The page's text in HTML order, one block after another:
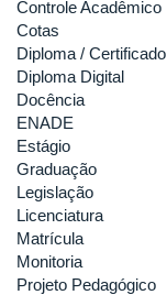
Controle Acadêmico
Cotas
Diploma / Certificado
Diploma Digital
Docência
ENADE
Estágio
Graduação
Legislação
Licenciatura
Matrícula
Monitoria
Projeto Pedagógico